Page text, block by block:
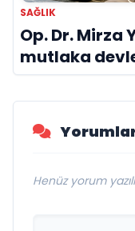
SAĞLIK
Op. Dr. Mirza
mutlaka
Henüz yorum